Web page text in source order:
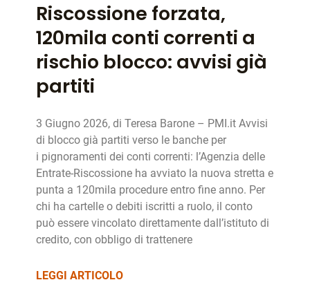
Riscossione forzata,
120mila conti correnti a
rischio blocco: avvisi già
partiti
3 Giugno 2026, di Teresa Barone – PMI.it Avvisi
di blocco già partiti verso le banche per
i pignoramenti dei conti correnti: l’Agenzia delle
Entrate-Riscossione ha avviato la nuova stretta e
punta a 120mila procedure entro fine anno. Per
chi ha cartelle o debiti iscritti a ruolo, il conto
può essere vincolato direttamente dall’istituto di
credito, con obbligo di trattenere
LEGGI ARTICOLO